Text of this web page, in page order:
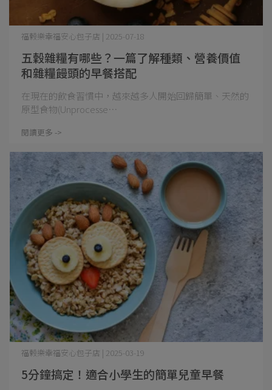
五穀雜糧有哪些？一篇了解種類、營養價值
和雜糧饅頭的早餐搭配
福榖樂幸福安心包子店 | 2025-07-18
在現在的飲食習慣中，越來越多人開始回歸簡單、天然的
原型食物(Unprocesse⋯
閱讀更多 ->
5分鐘搞定！適合小學生的簡單兒童早餐
福榖樂幸福安心包子店 | 2025-03-19